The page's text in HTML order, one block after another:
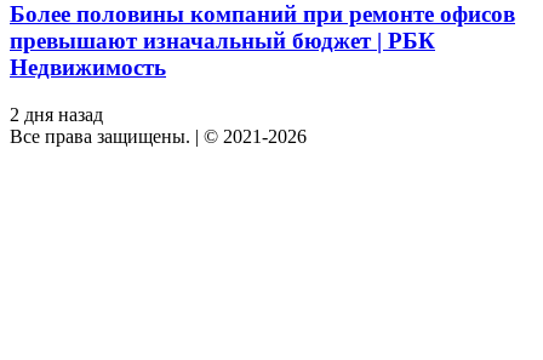
Более половины компаний при ремонте офисов
превышают изначальный бюджет | РБК
Недвижимость
2 дня назад
Все права защищены. | © 2021-2026